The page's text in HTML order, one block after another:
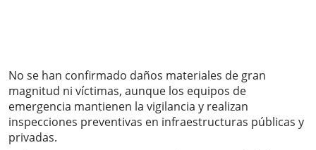
No se han confirmado daños materiales de gran
magnitud ni víctimas, aunque los equipos de
emergencia mantienen la vigilancia y realizan
inspecciones preventivas en infraestructuras públicas y
privadas.